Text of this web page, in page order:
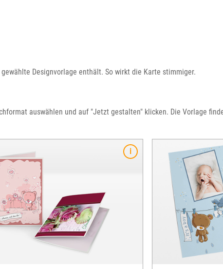
Designvorlage enthält. So wirkt die Karte stimmiger.
auswählen und auf "Jetzt gestalten" klicken. Die Vorlage
10 x 18 cm
auf echtem Fotopapier
oder Querformat
glanz
Vorlagen verfügbar
10 Stück
passendem Kuvert
mit automatischer Korrektur